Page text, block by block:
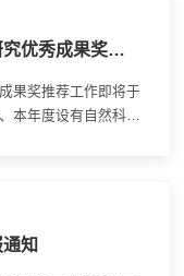
关于推荐2017年度高等学校科学研究优秀成果奖（科学技术）的通知
果奖推荐工作即将于
本年度设有自然科学
知